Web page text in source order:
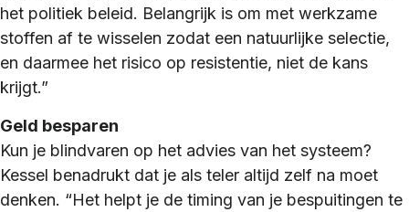
het politiek beleid. Belangrijk is om met werkzame
stoffen af te wisselen zodat een natuurlijke selectie,
en daarmee het risico op resistentie, niet de kans
krijgt.”
Geld besparen
Kun je blindvaren op het advies van het systeem?
Kessel benadrukt dat je als teler altijd zelf na moet
denken. “Het helpt je de timing van je bespuitingen te